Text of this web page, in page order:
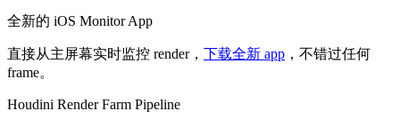
全新的 iOS Monitor App
直接从主屏幕实时监控 render， 下载全新 app ，不错过任何
frame。
Houdini Render Farm Pipeline